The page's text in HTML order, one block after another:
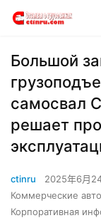
​​Большой
самосвал
решает
ctinru
2025年6月
Коммерческие
Корпоративная